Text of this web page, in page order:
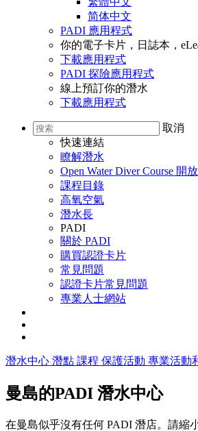
简体中文
PADI 應用程式
你的電子卡片，日誌本，
下載應用程式
PADI 探險應用程式
線上預訂你的潛水
下載應用程式
取消
快速連結
瞭解潛水
Open Water Diver Course 開
課程目錄
高氧空氣
潛水長
PADI
關於 PADI
購買認證卡片
常見問題
認證卡片常見問題
專業人士網站
潛水中心 潛點 課程 保護活動 專業活動
曼島的PADI 潛水中心
在曼島似乎沒有任何 PADI 潛店。請縮